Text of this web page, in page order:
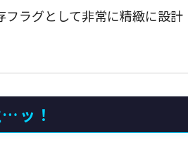
ラグとして非常に精緻に設計
ッ！